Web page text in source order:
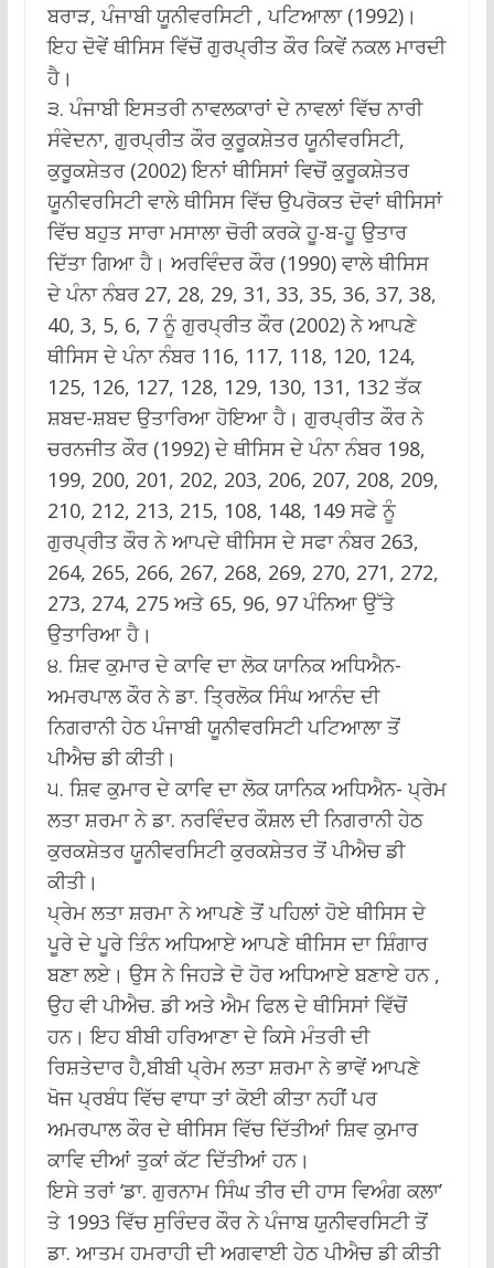
ਬਰਾੜ, ਪੰਜਾਬੀ ਯੂਨੀਵਰਸਿਟੀ , ਪਟਿਆਲਾ (1992)।
ਇਹ ਦੋਵੇਂ ਥੀਸਿਸ ਵਿੱਚੋਂ ਗੁਰਪ੍ਰੀਤ ਕੌਰ ਕਿਵੇਂ ਨਕਲ ਮਾਰਦੀ
ਹੈ।
੩. ਪੰਜਾਬੀ ਇਸਤਰੀ ਨਾਵਲਕਾਰਾਂ ਦੇ ਨਾਵਲਾਂ ਵਿੱਚ ਨਾਰੀ
ਸੰਵੇਦਨਾ, ਗੁਰਪ੍ਰੀਤ ਕੌਰ ਕੁਰੂਕਸ਼ੇਤਰ ਯੂਨੀਵਰਸਿਟੀ,
ਕੁਰੂਕਸ਼ੇਤਰ (2002) ਇਨਾਂ ਥੀਸਿਸਾਂ ਵਿਚੋਂ ਕੁਰੂਕਸ਼ੇਤਰ
ਯੂਨੀਵਰਸਿਟੀ ਵਾਲੇ ਥੀਸਿਸ ਵਿੱਚ ਉਪਰੋਕਤ ਦੋਵਾਂ ਥੀਸਿਸਾਂ
ਵਿੱਚ ਬਹੁਤ ਸਾਰਾ ਮਸਾਲਾ ਚੋਰੀ ਕਰਕੇ ਹੂ-ਬ-ਹੂ ਉਤਾਰ
ਦਿੱਤਾ ਗਿਆ ਹੈ। ਅਰਵਿੰਦਰ ਕੌਰ (1990) ਵਾਲੇ ਥੀਸਿਸ
ਦੇ ਪੰਨਾ ਨੰਬਰ 27, 28, 29, 31, 33, 35, 36, 37, 38,
40, 3, 5, 6, 7 ਨੂੰ ਗੁਰਪ੍ਰੀਤ ਕੌਰ (2002) ਨੇ ਆਪਣੇ
ਥੀਸਿਸ ਦੇ ਪੰਨਾ ਨੰਬਰ 116, 117, 118, 120, 124,
125, 126, 127, 128, 129, 130, 131, 132 ਤੱਕ
ਸ਼ਬਦ-ਸ਼ਬਦ ਉਤਾਰਿਆ ਹੋਇਆ ਹੈ। ਗੁਰਪ੍ਰੀਤ ਕੌਰ ਨੇ
ਚਰਨਜੀਤ ਕੌਰ (1992) ਦੇ ਥੀਸਿਸ ਦੇ ਪੰਨਾ ਨੰਬਰ 198,
199, 200, 201, 202, 203, 206, 207, 208, 209,
210, 212, 213, 215, 108, 148, 149 ਸਫੇ ਨੂੰ
ਗੁਰਪ੍ਰੀਤ ਕੌਰ ਨੇ ਆਪਦੇ ਥੀਸਿਸ ਦੇ ਸਫਾ ਨੰਬਰ 263,
264, 265, 266, 267, 268, 269, 270, 271, 272,
273, 274, 275 ਅਤੇ 65, 96, 97 ਪੰਨਿਆ ਉੱਤੇ
ਉਤਾਰਿਆ ਹੈ।
੪. ਸ਼ਿਵ ਕੁਮਾਰ ਦੇ ਕਾਵਿ ਦਾ ਲੋਕ ਯਾਨਿਕ ਅਧਿਐਨ-
ਅਮਰਪਾਲ ਕੌਰ ਨੇ ਡਾ. ਤ੍ਰਿਲੋਕ ਸਿੰਘ ਆਨੰਦ ਦੀ
ਨਿਗਰਾਨੀ ਹੇਠ ਪੰਜਾਬੀ ਯੂਨੀਵਰਸਿਟੀ ਪਟਿਆਲਾ ਤੋਂ
ਪੀਐਚ ਡੀ ਕੀਤੀ।
੫. ਸ਼ਿਵ ਕੁਮਾਰ ਦੇ ਕਾਵਿ ਦਾ ਲੋਕ ਯਾਨਿਕ ਅਧਿਐਨ- ਪ੍ਰੇਮ
ਲਤਾ ਸ਼ਰਮਾ ਨੇ ਡਾ. ਨਰਵਿੰਦਰ ਕੌਸ਼ਲ ਦੀ ਨਿਗਰਾਨੀ ਹੇਠ
ਕੁਰਕਸ਼ੇਤਰ ਯੂਨੀਵਰਸਿਟੀ ਕੁਰਕਸ਼ੇਤਰ ਤੋਂ ਪੀਐਚ ਡੀ
ਕੀਤੀ।
ਪ੍ਰੇਮ ਲਤਾ ਸ਼ਰਮਾ ਨੇ ਆਪਣੇ ਤੋਂ ਪਹਿਲਾਂ ਹੋਏ ਥੀਸਿਸ ਦੇ
ਪੂਰੇ ਦੇ ਪੂਰੇ ਤਿੰਨ ਅਧਿਆਏ ਆਪਣੇ ਥੀਸਿਸ ਦਾ ਸ਼ਿੰਗਾਰ
ਬਣਾ ਲਏ। ਉਸ ਨੇ ਜਿਹੜੇ ਦੋ ਹੋਰ ਅਧਿਆਏ ਬਣਾਏ ਹਨ ,
ਉਹ ਵੀ ਪੀਐਚ. ਡੀ ਅਤੇ ਐਮ ਫਿਲ ਦੇ ਥੀਸਿਸਾਂ ਵਿੱਚੋਂ
ਹਨ। ਇਹ ਬੀਬੀ ਹਰਿਆਣਾ ਦੇ ਕਿਸੇ ਮੰਤਰੀ ਦੀ
ਰਿਸ਼ਤੇਦਾਰ ਹੈ,ਬੀਬੀ ਪ੍ਰੇਮ ਲਤਾ ਸ਼ਰਮਾ ਨੇ ਭਾਵੇਂ ਆਪਣੇ
ਖੋਜ ਪ੍ਰਬੰਧ ਵਿੱਚ ਵਾਧਾ ਤਾਂ ਕੋਈ ਕੀਤਾ ਨਹੀਂ ਪਰ
ਅਮਰਪਾਲ ਕੌਰ ਦੇ ਥੀਸਿਸ ਵਿੱਚ ਦਿੱਤੀਆਂ ਸ਼ਿਵ ਕੁਮਾਰ
ਕਾਵਿ ਦੀਆਂ ਤੁਕਾਂ ਕੱਟ ਦਿੱਤੀਆਂ ਹਨ।
ਇਸੇ ਤਰਾਂ ‘ਡਾ. ਗੁਰਨਾਮ ਸਿੰਘ ਤੀਰ ਦੀ ਹਾਸ ਵਿਅੰਗ ਕਲਾ’
ਤੇ 1993 ਵਿੱਚ ਸੁਰਿੰਦਰ ਕੌਰ ਨੇ ਪੰਜਾਬ ਯੁਨੀਵਰਸਿਟੀ ਤੋਂ
ਡਾ. ਆਤਮ ਹਮਰਾਹੀ ਦੀ ਅਗਵਾਈ ਹੇਠ ਪੀਐਚ ਡੀ ਕੀਤੀ